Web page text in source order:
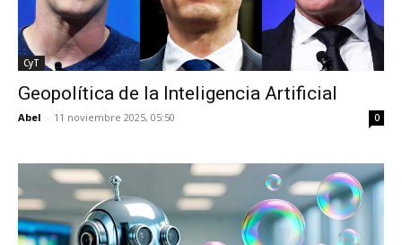
CyT
Geopolítica de la Inteligencia Artificial
Abel - 11 noviembre 2025, 05:50 0